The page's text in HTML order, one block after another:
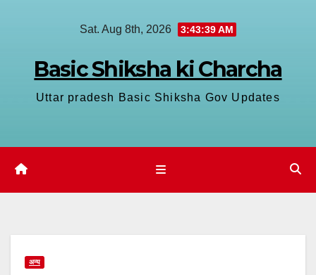
Sat. Aug 8th, 2026 3:43:39 AM
Basic Shiksha ki Charcha
Uttar pradesh Basic Shiksha Gov Updates
अन्य